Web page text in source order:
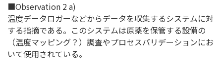
■Observation 2 a)
温度データロガーなどからデータを収集するシステムに対
する指摘である。このシステムは原薬を保管する設備の
（温度マッピング？）調査やプロセスバリデーションにお
いて使用されている。